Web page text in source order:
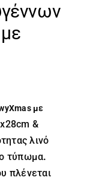
με
&
λινό
τύπωμα.
πλένεται